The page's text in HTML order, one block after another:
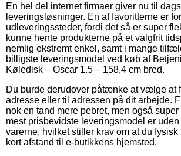
En hel del internet firmaer giver nu til
leveringsløsninger. En af favoritterne er
udleveringssteder, fordi det så er super
kunne hente produkterne på et valgfrit
nemlig ekstremt enkel, samt i mange
billigste leveringsmodel ved køb af
Køledisk – Oscar 1.5 – 158,4 cm bred.
Du burde derudover påtænke at vælge at
adresse eller til adressen på dit arbejde.
nok en tand mere pebret, men også
mest prisbevidste leveringsmodel er
varerne, hvilket stiller krav om at du fysisk
kort afstand til e-butikkens hjemsted.